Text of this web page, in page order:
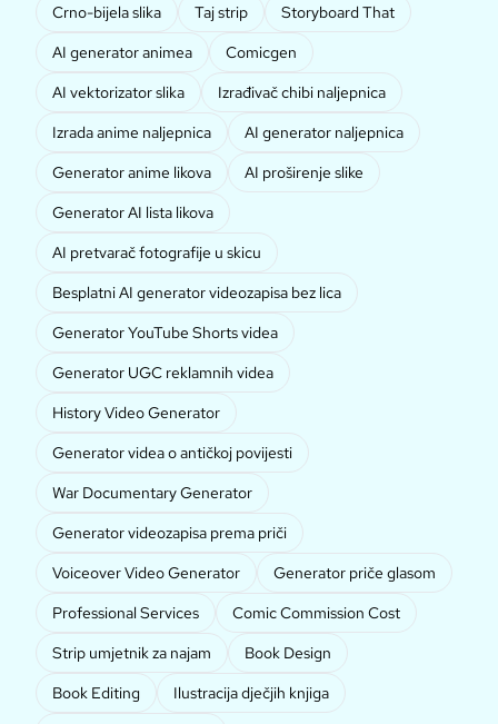
Crno-bijela slika
Taj strip
Storyboard That
AI generator animea
Comicgen
AI vektorizator slika
Izrađivač chibi naljepnica
Izrada anime naljepnica
AI generator naljepnica
Generator anime likova
AI proširenje slike
Generator AI lista likova
AI pretvarač fotografije u skicu
Besplatni AI generator videozapisa bez lica
Generator YouTube Shorts videa
Generator UGC reklamnih videa
History Video Generator
Generator videa o antičkoj povijesti
War Documentary Generator
Generator videozapisa prema priči
Voiceover Video Generator
Generator priče glasom
Professional Services
Comic Commission Cost
Strip umjetnik za najam
Book Design
Book Editing
Ilustracija dječjih knjiga